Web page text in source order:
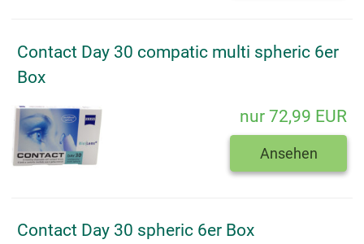
Contact Day 30 compatic multi spheric 6er
Box
nur 72,99 EUR
Ansehen
Contact Day 30 spheric 6er Box